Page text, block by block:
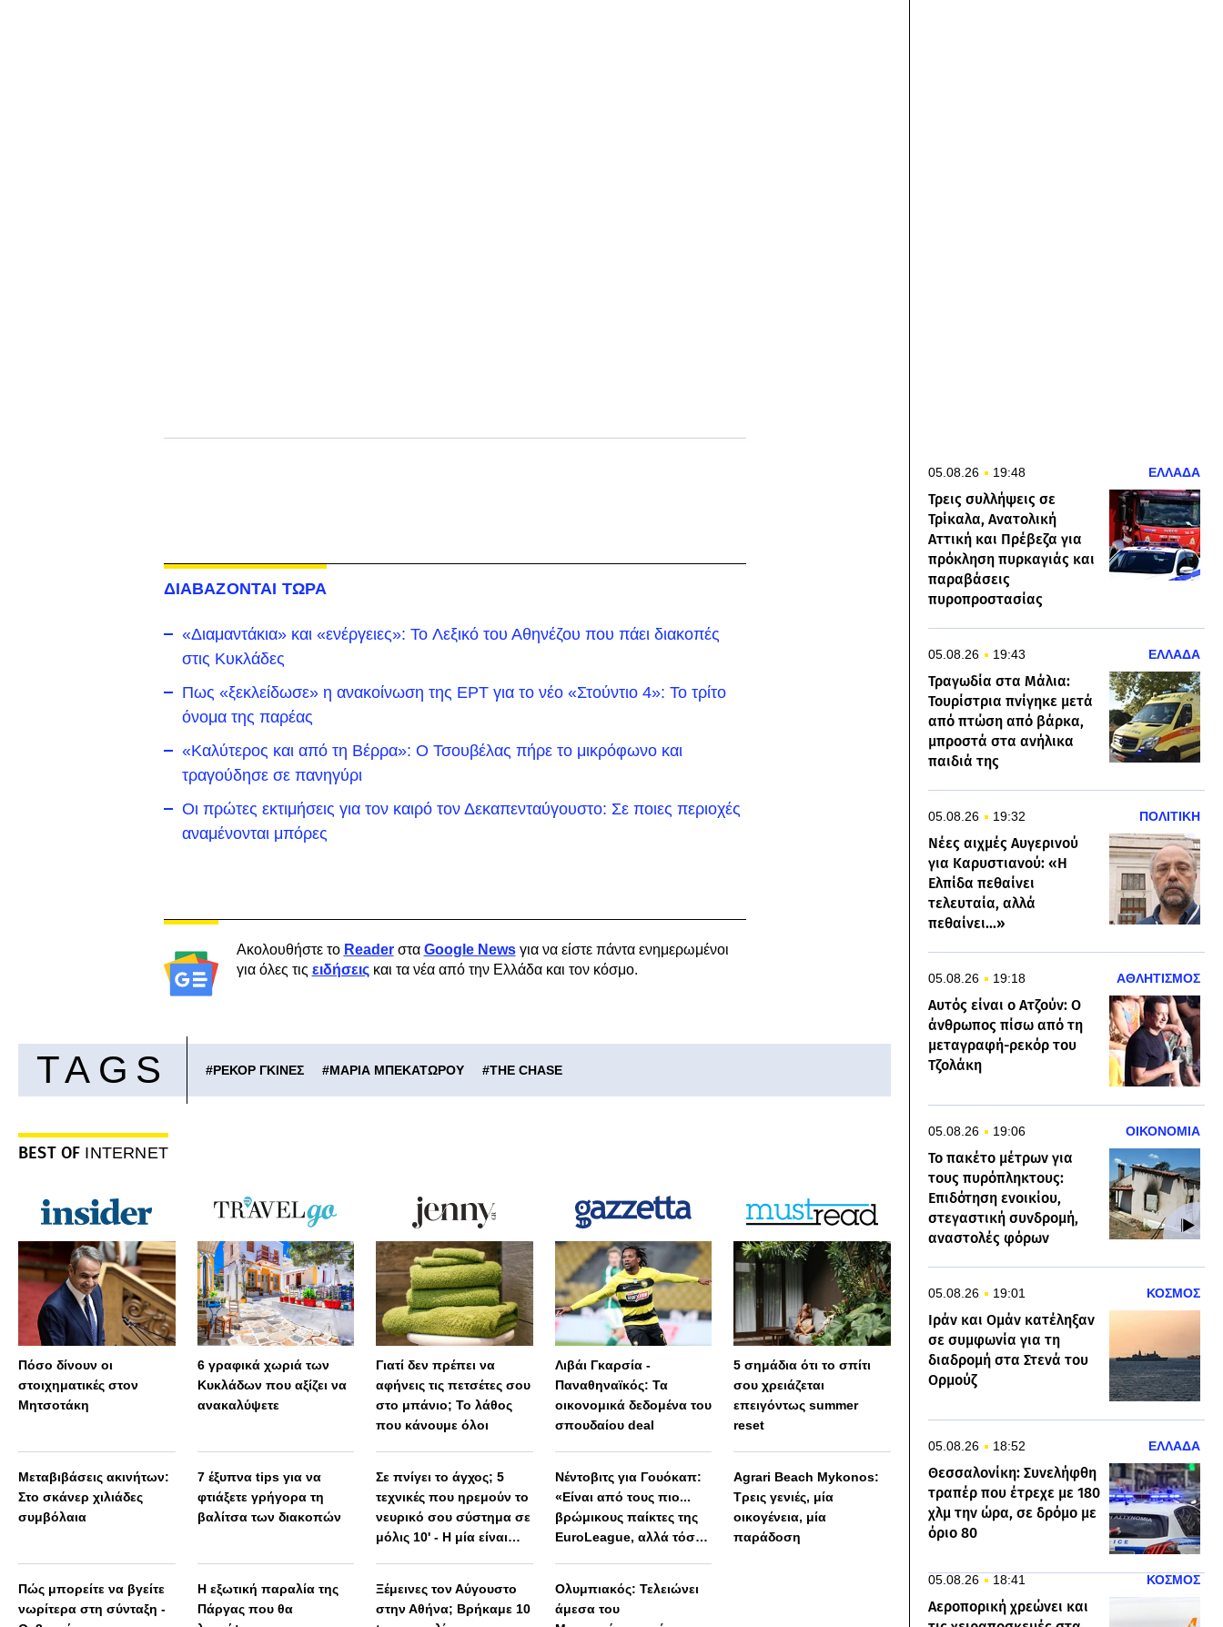
ΔΙΑΒΑΖΟΝΤΑΙ ΤΩΡΑ
«Διαμαντάκια» και «ενέργειες»: To Λεξικό του Αθηνέζου που πάει διακοπές
στις Κυκλάδες
Πως «ξεκλείδωσε» η ανακοίνωση της ΕΡΤ για το νέο «Στούντιο 4»: Το τρίτο
όνομα της παρέας
«Καλύτερος και από τη Βέρρα»: Ο Τσουβέλας πήρε το μικρόφωνο και
τραγούδησε σε πανηγύρι
Οι πρώτες εκτιμήσεις για τον καιρό τον Δεκαπενταύγουστο: Σε ποιες περιοχές
αναμένονται μπόρες
Ακολουθήστε το Readerστα Google Newsγια να είστε πάντα ενημερωμένοι
για όλες τις ειδήσειςκαι τα νέα από την Ελλάδα και τον κόσμο.
TAGS #ΡΕΚΟΡ ΓΚΙΝΕΣ #ΜΑΡΙΑ ΜΠΕΚΑΤΩΡΟΥ #THE CHASE
BEST OF INTERNET
Πόσο δίνουν οι
στοιχηματικές στον
Μητσοτάκη
Μεταβιβάσεις ακινήτων:
Στο σκάνερ χιλιάδες
συμβόλαια
Πώς μπορείτε να βγείτε
νωρίτερα στη σύνταξη -
6 γραφικά χωριά των
Κυκλάδων που αξίζει να
ανακαλύψετε
7 έξυπνα tips για να
φτιάξετε γρήγορα τη
βαλίτσα των διακοπών
Η εξωτική παραλία της
Πάργας που θα
Γιατί δεν πρέπει να
αφήνεις τις πετσέτες σου
στο μπάνιο; Το λάθος
που κάνουμε όλοι
Σε πνίγει το άγχος; 5
τεχνικές που ηρεμούν το
νευρικό σου σύστημα σε
μόλις 10' - Η μία είναι
Ξέμεινες τον Αύγουστο
στην Αθήνα; Βρήκαμε 10
Λιβάι Γκαρσία -
Παναθηναϊκός: Τα
οικονομικά δεδομένα του
σπουδαίου deal
Νέντοβιτς για Γουόκαπ:
«Είναι από τους πιο...
βρώμικους παίκτες της
EuroLeague, αλλά τόσο
Ολυμπιακός: Τελειώνει
άμεσα του
5 σημάδια ότι το σπίτι
σου χρειάζεται
επειγόντως summer
reset
Agrari Beach Mykonos:
Τρεις γενιές, μία
οικογένεια, μία
παράδοση
05.08.26 19:48 ΕΛΛΑΔΑ
Τρεις συλλήψεις σε
Τρίκαλα, Ανατολική
Αττική και Πρέβεζα για
πρόκληση πυρκαγιάς και
παραβάσεις
πυροπροστασίας
05.08.26 19:43 ΕΛΛΑΔΑ
Τραγωδία στα Μάλια:
Τουρίστρια πνίγηκε μετά
από πτώση από βάρκα,
μπροστά στα ανήλικα
παιδιά της
05.08.26 19:32 ΠΟΛΙΤΙΚΗ
Νέες αιχμές Αυγερινού
για Καρυστιανού: «Η
Ελπίδα πεθαίνει
τελευταία, αλλά
πεθαίνει...»
05.08.26 19:18 ΑΘΛΗΤΙΣΜΟΣ
Αυτός είναι ο Ατζούν: Ο
άνθρωπος πίσω από τη
μεταγραφή-ρεκόρ του
Τζολάκη
05.08.26 19:06 ΟΙΚΟΝΟΜΙΑ
Το πακέτο μέτρων για
τους πυρόπληκτους:
Επιδότηση ενοικίου,
στεγαστική συνδρομή,
αναστολές φόρων
05.08.26 19:01 ΚΟΣΜΟΣ
Ιράν και Ομάν κατέληξαν
σε συμφωνία για τη
διαδρομή στα Στενά του
Ορμούζ
05.08.26 18:52 ΕΛΛΑΔΑ
Θεσσαλονίκη: Συνελήφθη
τραπέρ που έτρεχε με 180
χλμ την ώρα, σε δρόμο με
όριο 80
05.08.26 18:41 ΚΟΣΜΟΣ
Αεροπορική χρεώνει και